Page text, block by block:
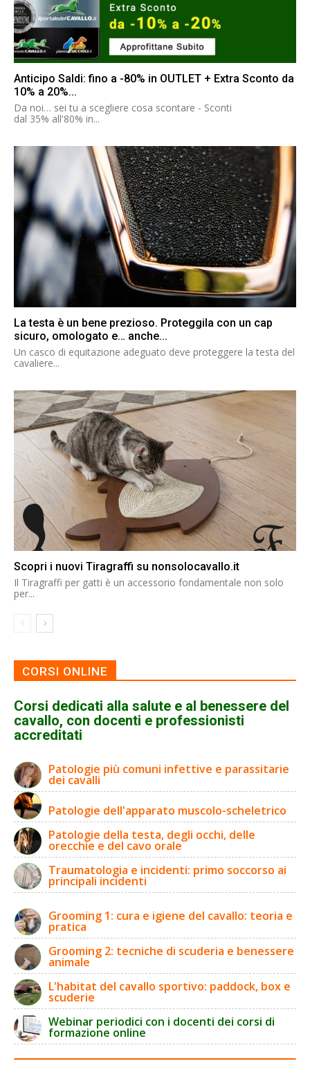
Anticipo Saldi: fino a -80% in OUTLET + Extra Sconto da
10% a 20%...
Da noi… sei tu a scegliere cosa scontare - Sconti
dal 35% all'80% in...
La testa è un bene prezioso. Proteggila con un cap
sicuro, omologato e… anche...
Un casco di equitazione adeguato deve proteggere la testa del
cavaliere...
Scopri i nuovi Tiragraffi su nonsolocavallo.it
Il Tiragraffi per gatti è un accessorio fondamentale non solo
per...
CORSI ONLINE
Corsi dedicati alla salute e al benessere del
cavallo, con docenti e professionisti
accreditati
Patologie più comuni infettive e parassitarie
dei cavalli
Patologie dell'apparato muscolo-scheletrico
Patologie della testa, degli occhi, delle
orecchie e del cavo orale
Traumatologia e incidenti: primo soccorso ai
principali incidenti
Grooming 1: cura e igiene del cavallo: teoria e
pratica
Grooming 2: tecniche di scuderia e benessere
animale
L'habitat del cavallo sportivo: paddock, box e
scuderie
Webinar periodici con i docenti dei corsi di
formazione online